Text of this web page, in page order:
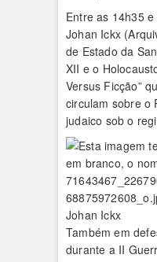
Entre as 14h35
Johan Ickx
de Estado da
XII e o
Versus Ficção”
circulam sobre o
judaico sob o
Johan Ickx
Também em
durante a II